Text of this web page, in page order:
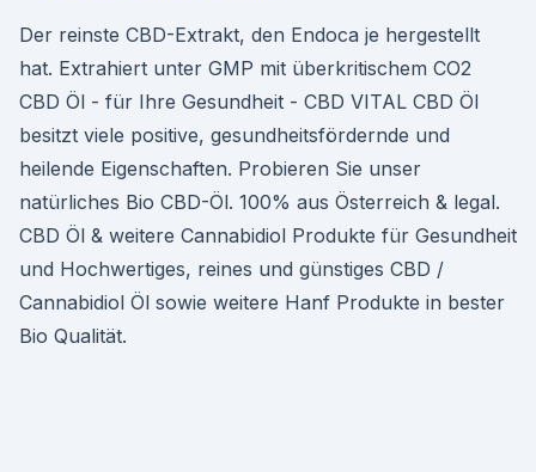
Der reinste CBD-Extrakt, den Endoca je hergestellt
hat. Extrahiert unter GMP mit überkritischem CO2
CBD Öl - für Ihre Gesundheit - CBD VITAL CBD Öl
besitzt viele positive, gesundheitsfördernde und
heilende Eigenschaften. Probieren Sie unser
natürliches Bio CBD-Öl. 100% aus Österreich & legal.
CBD Öl & weitere Cannabidiol Produkte für Gesundheit
und Hochwertiges, reines und günstiges CBD /
Cannabidiol Öl sowie weitere Hanf Produkte in bester
Bio Qualität.